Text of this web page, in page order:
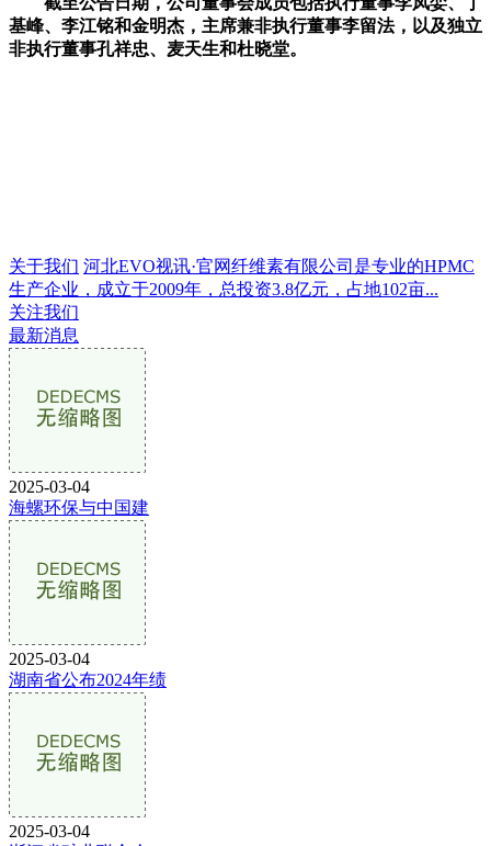
基峰、李江铭和金明杰，主席兼非执行董事李留法，以及独立
非执行董事孔祥忠、麦天生和杜晓堂。
关于我们 河北EVO视讯·官网纤维素有限公司是专业的HPMC
生产企业，成立于2009年，总投资3.8亿元，占地102亩...
关注我们
最新消息
2025-03-04
海螺环保与中国建
2025-03-04
湖南省公布2024年绩
2025-03-04